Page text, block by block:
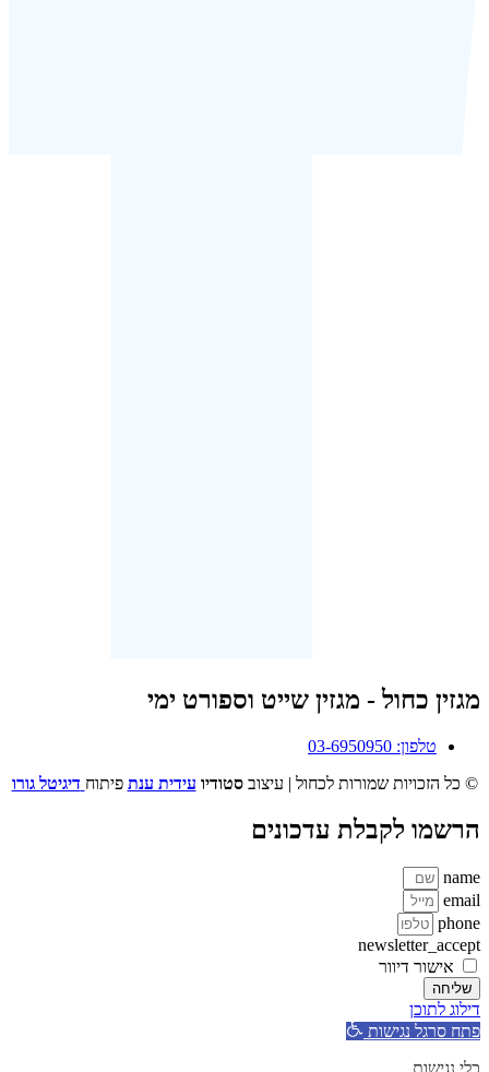
מגזין כחול - מגזין שייט וספורט ימי
טלפון: 03-6950950
© כל הזכויות שמורות לכחול | עיצובסטודיו עידית ענת פיתוח דיגיטל גורו
הרשמו לקבלת עדכונים
name
email
phone
newsletter_accept
אישור דיוור
שליחה
דילוג לתוכן
פתח סרגל נגישות
כלי נגישות